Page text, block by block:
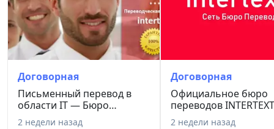
Договорная
Письменный перевод в
области IT — Бюро
переводов I...
2 недели назад
Договорная
Официальное бюро
переводов
2009 года...
2 недели назад